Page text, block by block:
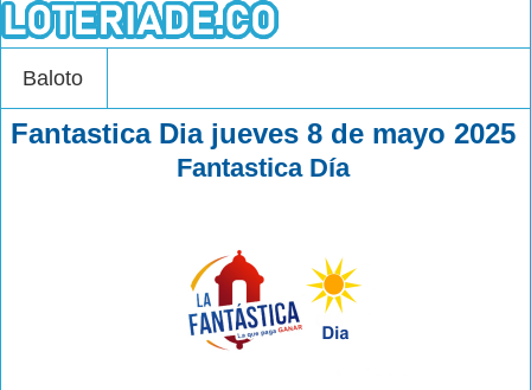
Baloto
Fantastica Dia jueves 8 de mayo 2025
Fantastica Día